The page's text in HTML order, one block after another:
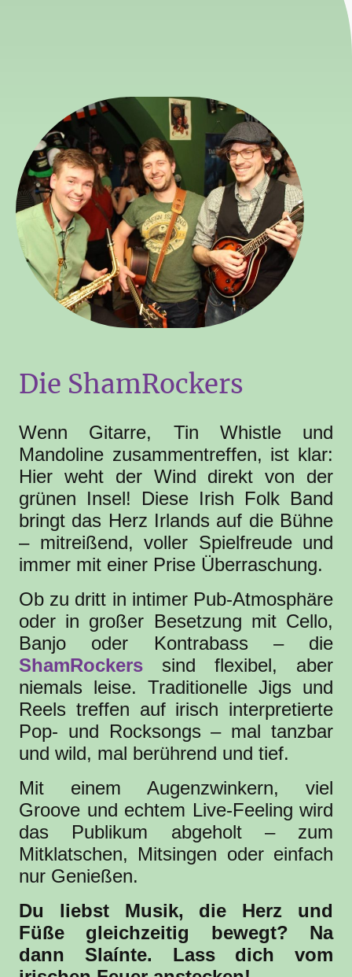
Die ShamRockers
Wenn Gitarre, Tin Whistle und
Mandoline zusammentreffen, ist klar:
Hier weht der Wind direkt von der
grünen Insel! Diese Irish Folk Band
bringt das Herz Irlands auf die Bühne
– mitreißend, voller Spielfreude und
immer mit einer Prise Überraschung.
Ob zu dritt in intimer Pub-Atmosphäre
oder in großer Besetzung mit Cello,
Banjo oder Kontrabass – die
ShamRockers sind flexibel, aber
niemals leise. Traditionelle Jigs und
Reels treffen auf irisch interpretierte
Pop- und Rocksongs – mal tanzbar
und wild, mal berührend und tief.
Mit einem Augenzwinkern, viel
Groove und echtem Live-Feeling wird
das Publikum abgeholt – zum
Mitklatschen, Mitsingen oder einfach
nur Genießen.
Du liebst Musik, die Herz und
Füße gleichzeitig bewegt? Na
dann Slaínte. Lass dich vom